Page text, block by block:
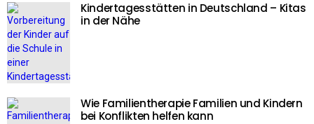
Kindertagesstätten in Deutschland – Kitas
in der Nähe
Wie Familientherapie Familien und Kindern
bei Konflikten helfen kann